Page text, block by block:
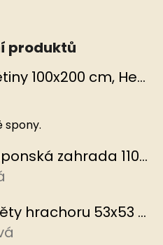
produktů
Kašmírový pléd Květiny 100x200 cm, Hedvábný svět
5 hvězdiček.
spony.
Hedvábný šátek Japonská zahrada 110x110 cm v dárkovém balení, HEDVÁBNÝ SVĚT
5 hvězdiček.
Hedvábný šátek Květy hrachoru 53x53 cm v dárkovém balení, HEDVÁBNÝ SVĚT
5 hvězdiček.